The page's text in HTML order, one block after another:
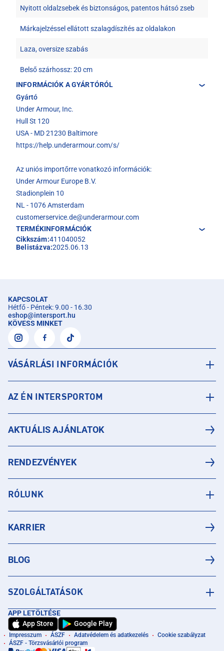
Nyitott oldalzsebek és biztonságos, patentos hátsó zseb
Márkajelzéssel ellátott szalagdíszítés az oldalakon
Laza, oversize szabás
Belső szárhossz: 20 cm
INFORMÁCIÓK A GYÁRTÓRÓL
Gyártó
Under Armour, Inc.
Hull St 120
USA - MD 21230 Baltimore
https://help.underarmour.com/s/
Az uniós importőrre vonatkozó információk:
Under Armour Europe B.V.
Stadionplein 10
NL - 1076 Amsterdam
customerservice.de@underarmour.com
TERMÉKINFORMÁCIÓK
Cikkszám:411040052
Belistázva:2025.06.13
KAPCSOLAT
Hétfő - Péntek: 9.00 - 16.30
eshop@intersport.hu
KÖVESS MINKET
VÁSÁRLÁSI INFORMÁCIÓK
AZ ÉN INTERSPORTOM
AKTUÁLIS AJÁNLATOK
RENDEZVÉNYEK
RÓLUNK
KARRIER
BLOG
SZOLGÁLTATÁSOK
APP LETÖLTÉSE
App Store
Google Play
Impresszum ÁSZF Adatvédelem és adatkezelés
Cookie szabályzat
ÁSZF - Törzsvásárlói program